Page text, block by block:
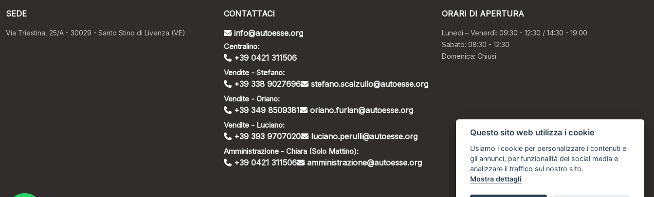
Questo sito web utilizza i cookie
Usiamo i cookie per personalizzare i contenuti e
gli annunci, per funzionalità dei social media e
analizzare il traffico sul nostro sito.
Mostra dettagli
SEDE
Via Triestina, 25/A - 30029 - Santo Stino di Livenza (VE)
CONTATTACI
info@autoesse.org
Centralino:
+39 0421 311506
Vendite - Stefano:
+39 338 9027696 stefano.scalzullo@autoesse.org
Vendite - Oriano:
+39 349 8509381 oriano.furlan@autoesse.org
Vendite - Luciano:
+39 393 9707020 luciano.perulli@autoesse.org
Amministrazione - Chiara (Solo Mattino):
+39 0421 311506 amministrazione@autoesse.org
ORARI DI APERTURA
Lunedì – Venerdì: 09:30 - 12:30 / 14:30 - 19:00
Sabato: 08:30 - 12:30
Domenica: Chiusi